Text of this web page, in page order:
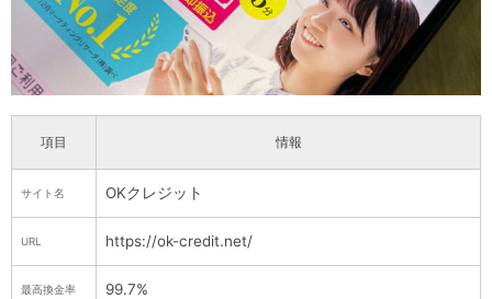
項目 情報
サイト名 OKクレジット
URL https://ok-credit.net/
最高換金率 99.7%